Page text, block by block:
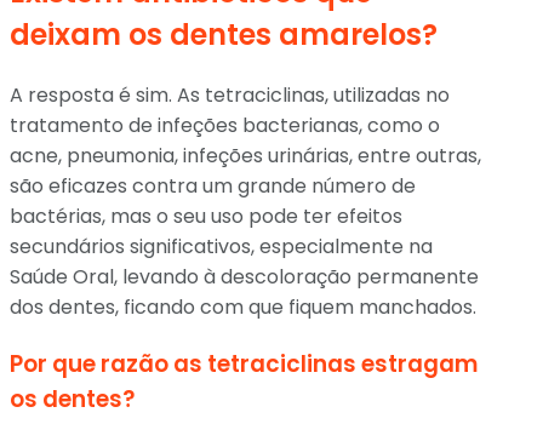
deixam os dentes amarelos?
A resposta é sim. As tetraciclinas, utilizadas no
tratamento de infeções bacterianas, como o
acne, pneumonia, infeções urinárias, entre outras,
são eficazes contra um grande número de
bactérias, mas o seu uso pode ter efeitos
secundários significativos, especialmente na
Saúde Oral, levando à descoloração permanente
dos dentes, ficando com que fiquem manchados.
Por que razão as tetraciclinas estragam
os dentes?